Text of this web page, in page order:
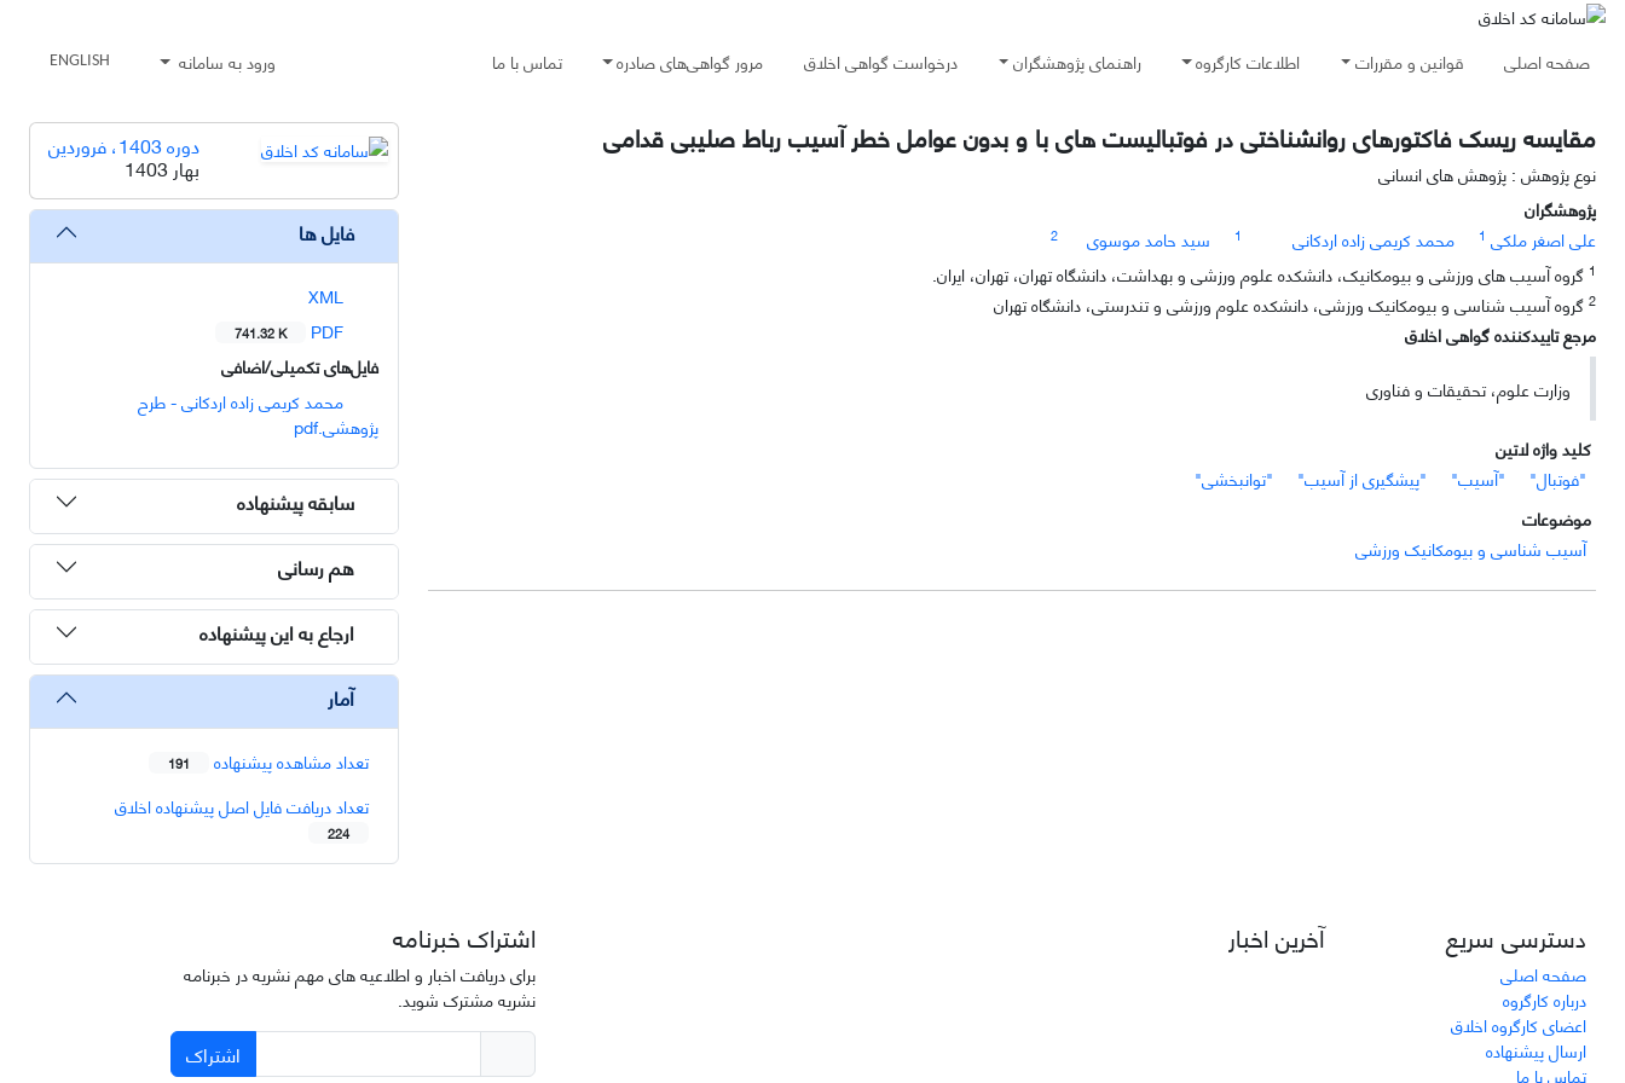
صفحه اصلی قوانین و مقررات اطلاعات کارگروه راهنمای پژوهشگران درخواست گواهی اخلاق مرور گواهی‌های صادره تماس با ما ورود به سامانه ENGLISH
مقایسه ریسک فاکتورهای روانشناختی در فوتبالیست های با و بدون عوامل خطر آسیب رباط صلیبی قدامی
نوع پژوهش : پژوهش های انسانی
پژوهشگران
علی اصغر ملکی 1 محمد کریمی زاده اردکانی 1 سید حامد موسوی
2
1 گروه آسیب های ورزشی و بیومکانیک، دانشکده علوم ورزشی و بهداشت، دانشگاه تهران، تهران، ایران.
2 گروه آسیب شناسی و بیومکانیک ورزشی، دانشکده علوم ورزشی و تندرستی، دانشگاه تهران
مرجع تاییدکننده گواهی اخلاق
وزارت علوم، تحقیقات و فناوری
کلید واژه لاتین
"فوتبال"
"آسیب" "پیشگیری از آسیب"
"توانبخشی"
موضوعات
آسیب شناسی و بیومکانیک ورزشی
دوره 1403، فروردین
بهار 1403
فایل ها
XML
PDF
741.32 K
فایل‌های تکمیلی/اضافی
محمد کریمی زاده اردکانی - طرح
پژوهشی.pdf
سابقه پیشنهاده
هم رسانی
ارجاع به این پیشنهاده
آمار
تعداد مشاهده پیشنهاده 191
تعداد دریافت فایل اصل پیشنهاده اخلاق
224
دسترسی سریع
صفحه اصلی
درباره کارگروه
اعضای کارگروه اخلاق
ارسال پیشنهاده
تماس با ما
آخرین اخبار اشتراک خبرنامه
برای دریافت اخبار و اطلاعیه های مهم نشریه در خبرنامه
نشریه مشترک شوید.
اشتراک